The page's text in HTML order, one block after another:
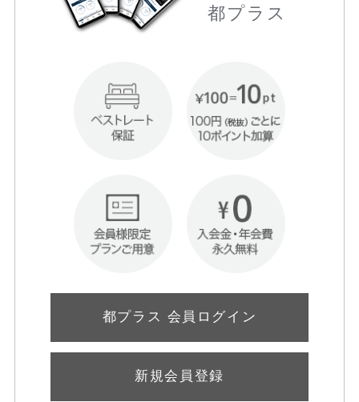
都プラス
都プラス 会員ログイン
新規会員登録